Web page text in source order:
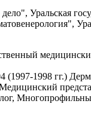
Уральская
1998 гг.)